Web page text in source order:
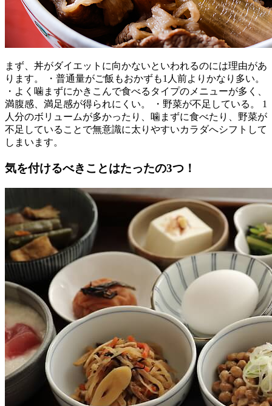
まず、丼がダイエットに向かないといわれるのには理由があ
ります。 ・普通量がご飯もおかずも1人前よりかなり多い。
・よく噛まずにかきこんで食べるタイプのメニューが多く、
満腹感、満足感が得られにくい。 ・野菜が不足している。 1
人分のボリュームが多かったり、噛まずに食べたり、野菜が
不足していることで無意識に太りやすいカラダへシフトして
しまいます。
気を付けるべきことはたったの3つ！